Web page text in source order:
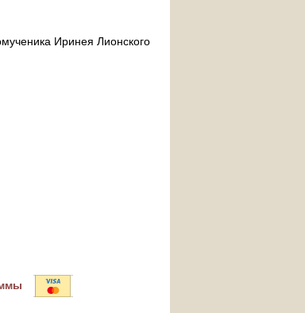
Иринея Лионского